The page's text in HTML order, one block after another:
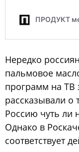
Нередко
пальмовое
программ на ТВ
рассказывали о
Россию чуть ли
Однако в
соответствует